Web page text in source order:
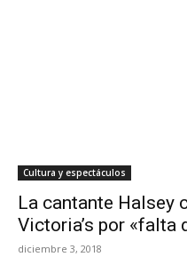
Cultura y espectáculos
La cantante Halsey
Victoria’s por «falta
diciembre 3, 2018